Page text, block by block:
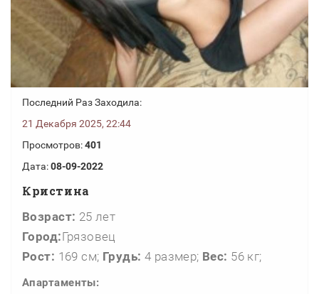
Последний Раз Заходила:
21 Декабря 2025, 22:44
Просмотров:401
Дата:08-09-2022
Кристина
Возраст: 25 лет
Город:Грязовец
Рост: 169 см; Грудь: 4 размер; Вес: 56 кг;
Апартаменты: